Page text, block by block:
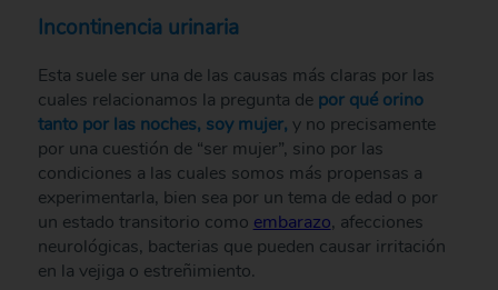
Incontinencia urinaria
Esta suele ser una de las causas más claras por las
cuales relacionamos la pregunta de por qué orino
tanto por las noches, soy mujer, y no precisamente
por una cuestión de “ser mujer”, sino por las
condiciones a las cuales somos más propensas a
experimentarla, bien sea por un tema de edad o por
un estado transitorio como embarazo, afecciones
neurológicas, bacterias que pueden causar irritación
en la vejiga o estreñimiento.